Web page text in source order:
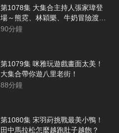
第1078集 大集合主持人張家瑋登
場～熊霓、林穎樂、牛奶冒險渡
河！
90分鐘
第1079集 咪雅玩遊戲畫面太美！
大集合帶你遊八里老街！
88分鐘
第1080集 宋羽葤挑戰最美小鴨！
田中馬拉松怎麼越跑肚子越飽？